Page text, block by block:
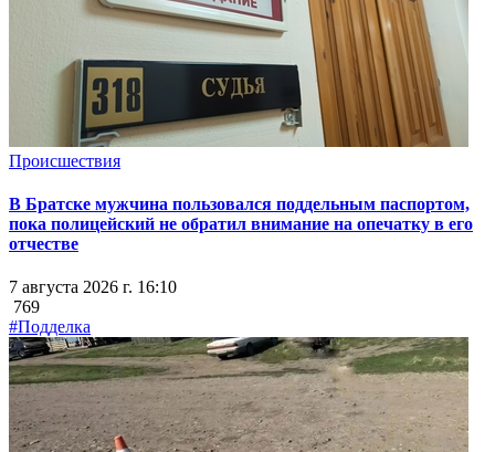
Происшествия
В Братске мужчина пользовался поддельным паспортом,
пока полицейский не обратил внимание на опечатку в его
отчестве
7 августа 2026 г. 16:10
769
#Подделка